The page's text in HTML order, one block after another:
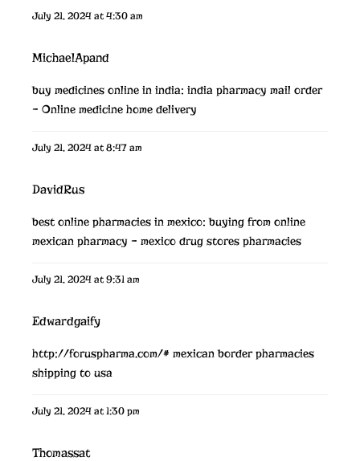
July 21, 2024 at 4:30 am
MichaelApand
buy medicines online in india: india pharmacy mail order
– Online medicine home delivery
July 21, 2024 at 8:47 am
DavidRus
best online pharmacies in mexico:buying from online
mexican pharmacy – mexico drug stores pharmacies
July 21, 2024 at 9:31 am
Edwardgaify
http://foruspharma.com/# mexican border pharmacies
shipping to usa
July 21, 2024 at 1:30 pm
Thomassat